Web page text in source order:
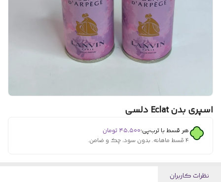
اسپری بدن Eclat دلسی
هر قسط با ترب‌پی:۴۵٬۵۰۰ تومان
۴ قسط ماهانه. بدون سود، چک و ضامن.
نظرات کاربران